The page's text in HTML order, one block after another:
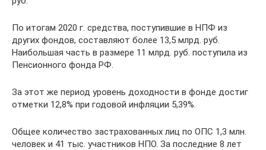
По итогам 2020 г. средства, поступившие в НПФ из
других фондов, составляют более 13,5 млрд. руб.
Наибольшая часть в размере 11 млрд. руб. поступила из
Пенсионного фонда РФ.
За этот же период уровень доходности в фонде достиг
отметки 12,8% при годовой инфляции 5,39%.
Общее количество застрахованных лиц по ОПС 1,3 млн.
человек и 41 тыс. участников НПО. За последние 8 лет